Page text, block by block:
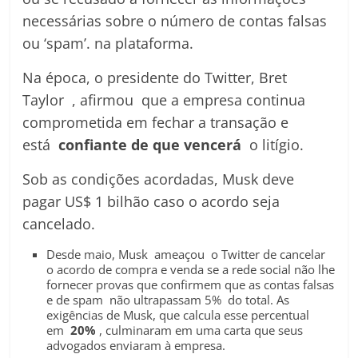
necessárias sobre o número de contas falsas
ou ‘spam’. na plataforma.
Na época, o presidente do Twitter, Bret
Taylor , afirmou que a empresa continua
comprometida em fechar a transação e
estáconfiante de que vencerá o litígio.
Sob as condições acordadas, Musk deve
pagar US$ 1 bilhão caso o acordo seja
cancelado.
Desde maio, Musk ameaçou o Twitter de cancelar
o acordo de compra e venda se a rede social não lhe
fornecer provas que confirmem que as contas falsas
e de spam não ultrapassam 5% do total. As
exigências de Musk, que calcula esse percentual
em20% , culminaram em uma carta que seus
advogados enviaram à empresa.